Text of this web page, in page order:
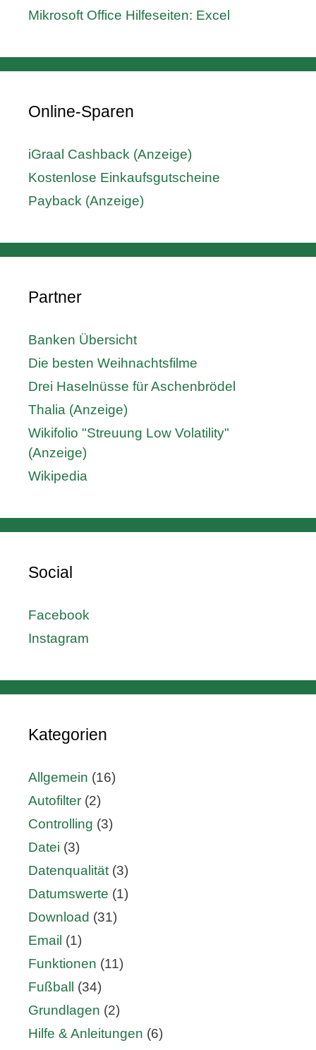
Mikrosoft Office Hilfeseiten: Excel
Online-Sparen
iGraal Cashback (Anzeige)
Kostenlose Einkaufsgutscheine
Payback (Anzeige)
Partner
Banken Übersicht
Die besten Weihnachtsfilme
Drei Haselnüsse für Aschenbrödel
Thalia (Anzeige)
Wikifolio "Streuung Low Volatility"
(Anzeige)
Wikipedia
Social
Facebook
Instagram
Kategorien
Allgemein (16)
Autofilter (2)
Controlling (3)
Datei (3)
Datenqualität (3)
Datumswerte (1)
Download (31)
Email (1)
Funktionen (11)
Fußball
(34)
Grundlagen (2)
Hilfe & Anleitungen (6)